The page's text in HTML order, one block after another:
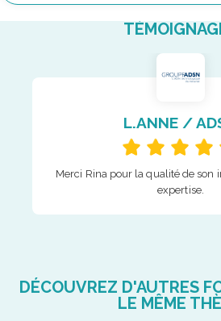
L.ANNE /
Merci Rina pour la qualité de son
expertise.
DÉCOUVREZ D'AUTRES
LE MÊME